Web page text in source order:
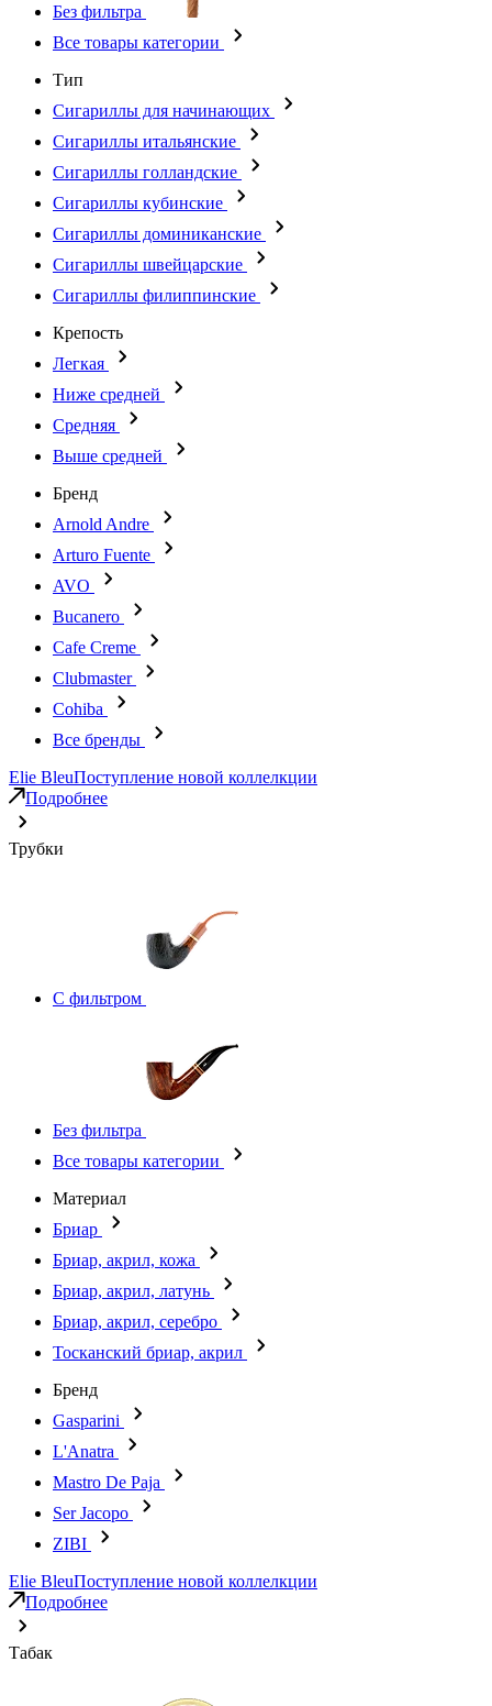
Без фильтра
Все товары категории
Тип
Сигариллы для начинающих
Сигариллы итальянские
Сигариллы голландские
Сигариллы кубинские
Сигариллы доминиканские
Сигариллы швейцарские
Сигариллы филиппинские
Крепость
Легкая
Ниже средней
Средняя
Выше средней
Бренд
Arnold Andre
Arturo Fuente
AVO
Bucanero
Cafe Creme
Clubmaster
Cohiba
Все бренды
Elie BleuПоступление новой коллелкции
Подробнее
Трубки
С фильтром
Без фильтра
Все товары категории
Материал
Бриар
Бриар, акрил, кожа
Бриар, акрил, латунь
Бриар, акрил, серебро
Тосканский бриар, акрил
Бренд
Gasparini
L'Anatra
Mastro De Paja
Ser Jacopo
ZIBI
Elie BleuПоступление новой коллелкции
Подробнее
Табак